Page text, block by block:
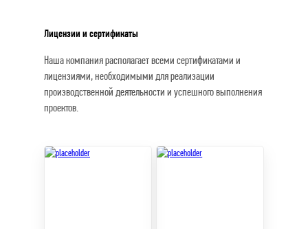
Лицензии и сертификаты
Наша компания располагает всеми сертификатами и
лицензиями, необходимыми для реализации
производственной деятельности и успешного выполнения
проектов.